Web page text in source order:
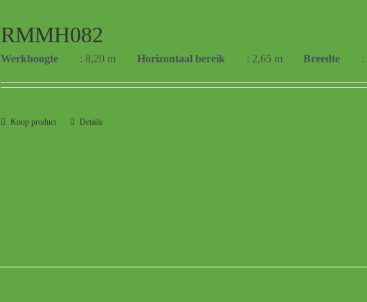
RMMH082
Werkhoogte : 8,20 m Horizontaal bereik : 2,65 m Breedte :
Koop product Details